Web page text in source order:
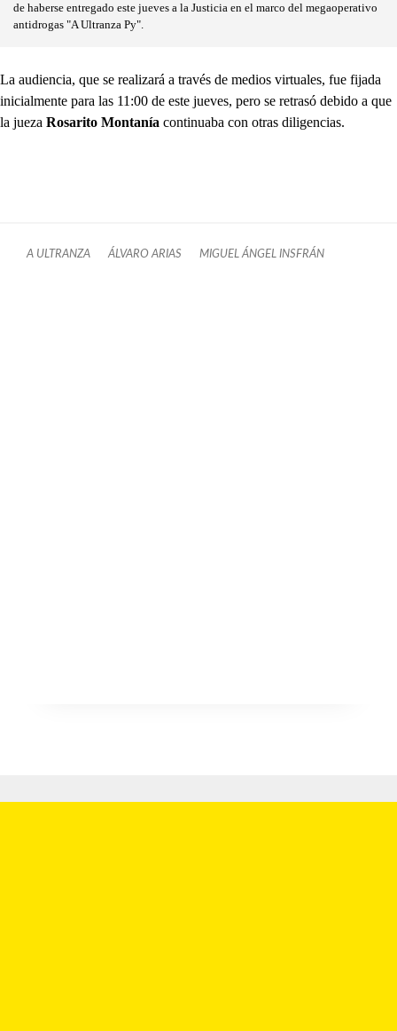
de haberse entregado este jueves a la Justicia en el marco del megaoperativo
antidrogas "A Ultranza Py".
La audiencia, que se realizará a través de medios virtuales, fue fijada
inicialmente para las 11:00 de este jueves, pero se retrasó debido a que
la jueza Rosarito Montanía continuaba con otras diligencias.
A ULTRANZA ÁLVARO ARIAS MIGUEL ÁNGEL INSFRÁN